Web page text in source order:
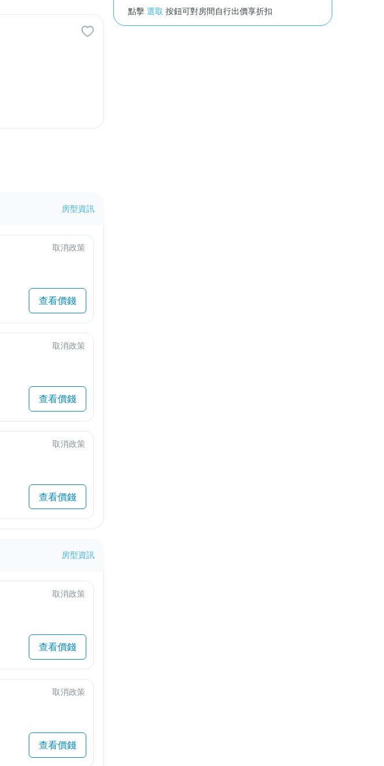
房型資訊
取消政策
查看價錢
取消政策
查看價錢
取消政策
查看價錢
房型資訊
取消政策
查看價錢
取消政策
查看價錢
點擊 選取 按鈕可對房間自行出價享折扣